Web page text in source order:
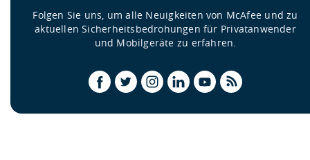
Folgen Sie uns, um alle Neuigkeiten von McAfee und zu
aktuellen Sicherheitsbedrohungen für Privatanwender
und Mobilgeräte zu erfahren.